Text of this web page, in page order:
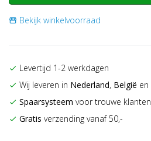
storefront Bekijk winkelvoorraad
check Levertijd 1-2 werkdagen
check Wij leveren in Nederland, België en
check Spaarsysteem voor trouwe klanten
check Gratis verzending vanaf 50,-